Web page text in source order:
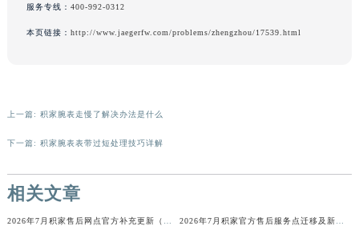
内蒙古自治区阿拉善盟市左旗土尔扈特大街积家售后服务中心（需提前预约）
内蒙古自治区包头市青山区幸福路甲3号王府井百货名表维修积家售后服务中心（需提前预约）
服务专线： 400-992-0312
本页链接： http://www.jaegerfw.com/problems/zhengzhou/17539.html
上一篇: 积家腕表走慢了解决办法是什么
下一篇: 积家腕表表带过短处理技巧详解
相关文章
2026年7月积家售后网点官方补充更新（迁移+新开业） 2026年7月积家官方售后服务点迁移及新开业完整补充总览